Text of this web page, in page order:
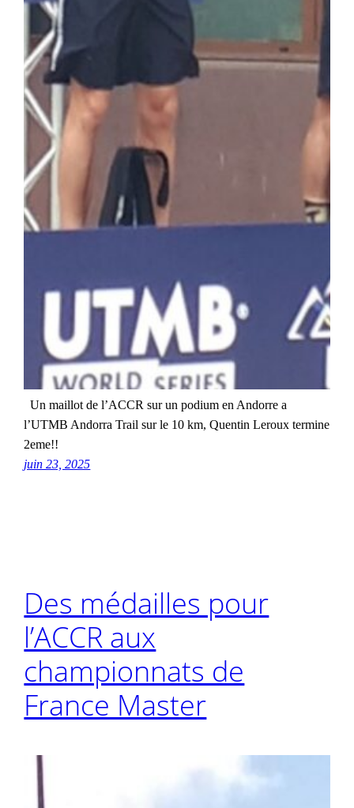
Un maillot de l’ACCR sur un podium en Andorre a
l’UTMB Andorra Trail sur le 10 km, Quentin Leroux termine
2eme!!
juin 23, 2025
Des médailles pour
l’ACCR aux
championnats de
France Master